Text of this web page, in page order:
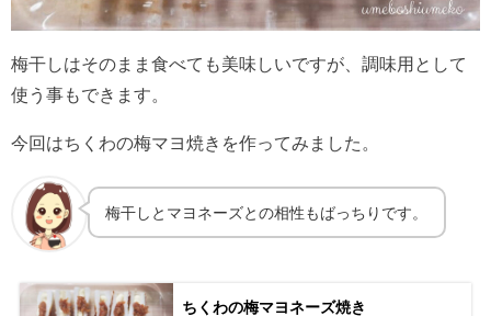
梅干しはそのまま食べても美味しいですが、調味用として
使う事もできます。
今回はちくわの梅マヨ焼きを作ってみました。
梅干しとマヨネーズとの相性もばっちりです。
ちくわの梅マヨネーズ焼き